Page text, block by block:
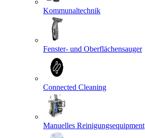
Kommunaltechnik
Fenster- und Oberflächensauger
Connected Cleaning
Manuelles Reinigungsequipment